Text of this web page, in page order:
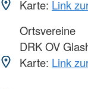
Karte: Link
Ortsvereine
DRK OV
Karte: Link